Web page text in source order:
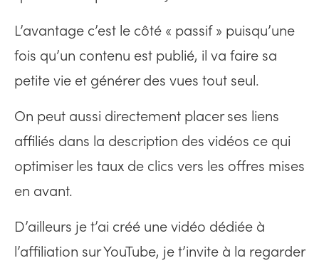
L’avantage c’est le côté « passif » puisqu’une
fois qu’un contenu est publié, il va faire sa
petite vie et générer des vues tout seul.
On peut aussi directement placer ses liens
affiliés dans la description des vidéos ce qui
optimiser les taux de clics vers les offres mises
en avant.
D’ailleurs je t’ai créé une vidéo dédiée à
l’affiliation sur YouTube, je t’invite à la regarder